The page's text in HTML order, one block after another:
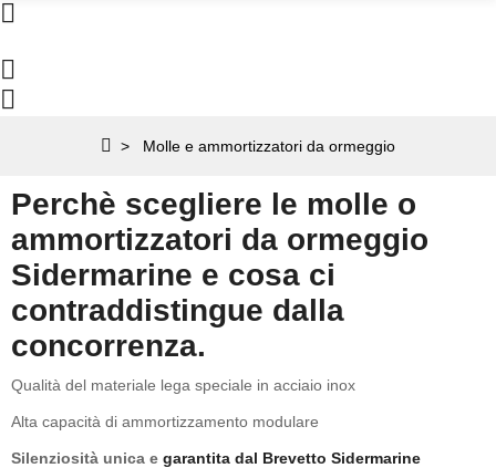
Molle e ammortizzatori da ormeggio
Perchè scegliere le molle o
ammortizzatori da ormeggio
Sidermarine e cosa ci
contraddistingue dalla
concorrenza.
Qualità del materiale lega speciale in acciaio inox
Alta capacità di ammortizzamento modulare
Silenziosità unica e garantita dal Brevetto Sidermarine